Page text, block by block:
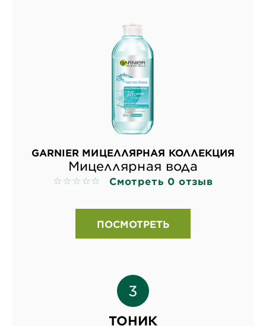
GARNIER МИЦЕЛЛЯРНАЯ КОЛЛЕКЦИЯ
Мицеллярная вода
No reviews Смотреть 0 отзыв
ПОСМОТРЕТЬ
ТОНИК